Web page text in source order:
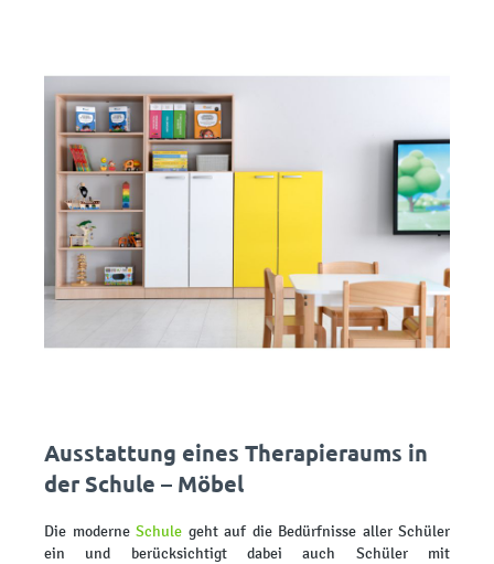
Ausstattung eines Therapieraums in
der Schule – Möbel
Die moderne Schule geht auf die Bedürfnisse aller Schüler
ein und berücksichtigt dabei auch Schüler mit